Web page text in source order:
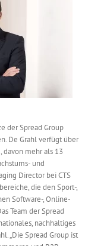
der Spread Group
De Grahl verfügt über
davon mehr als 13
und
Director bei CTS
die den Sport-,
Software-, Online-
Team der Spread
nachhaltiges
„Die Spread Group ist